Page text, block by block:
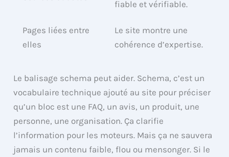
fiable et vérifiable.
Pages liées entre
elles
Le site montre une
cohérence d’expertise.
Le balisage schema peut aider. Schema, c’est un
vocabulaire technique ajouté au site pour préciser
qu’un bloc est une FAQ, un avis, un produit, une
personne, une organisation. Ça clarifie
l’information pour les moteurs. Mais ça ne sauvera
jamais un contenu faible, flou ou mensonger. Si le